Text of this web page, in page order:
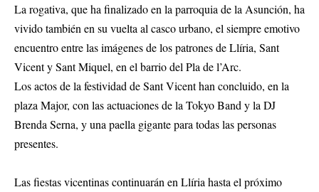
La rogativa, que ha finalizado en la parroquia de la Asunción, ha
vivido también en su vuelta al casco urbano, el siempre emotivo
encuentro entre las imágenes de los patrones de Llíria, Sant
Vicent y Sant Miquel, en el barrio del Pla de l’Arc.
Los actos de la festividad de Sant Vicent han concluido, en la
plaza Major, con las actuaciones de la Tokyo Band y la DJ
Brenda Serna, y una paella gigante para todas las personas
presentes.
Las fiestas vicentinas continuarán en Llíria hasta el próximo